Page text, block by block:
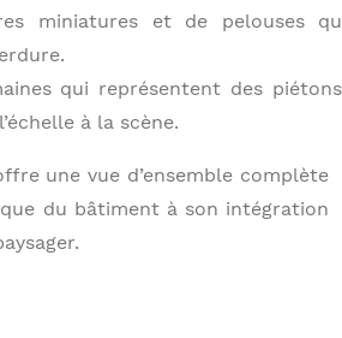
miniatures et de pelouses
qui représentent des
à la scène.
une vue d’ensemble complète
du bâtiment à son intégration